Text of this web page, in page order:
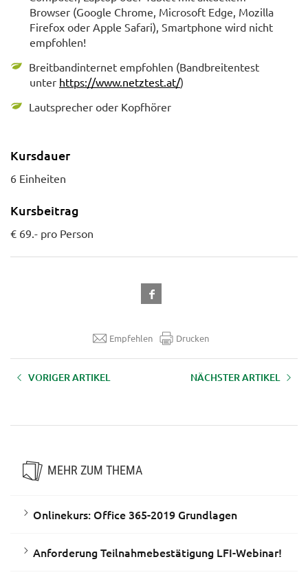
Browser (Google Chrome, Microsoft Edge, Mozilla
Firefox oder Apple Safari), Smartphone wird nicht
empfohlen!
Breitbandinternet empfohlen (Bandbreitentest
unter https://www.netztest.at/)
Lautsprecher oder Kopfhörer
Kursdauer
6 Einheiten
Kursbeitrag
€ 69.- pro Person
Empfehlen Drucken
VORIGER ARTIKEL NÄCHSTER ARTIKEL
MEHR ZUM THEMA
Onlinekurs: Office 365-2019 Grundlagen
Anforderung Teilnahmebestätigung LFI-Webinar!